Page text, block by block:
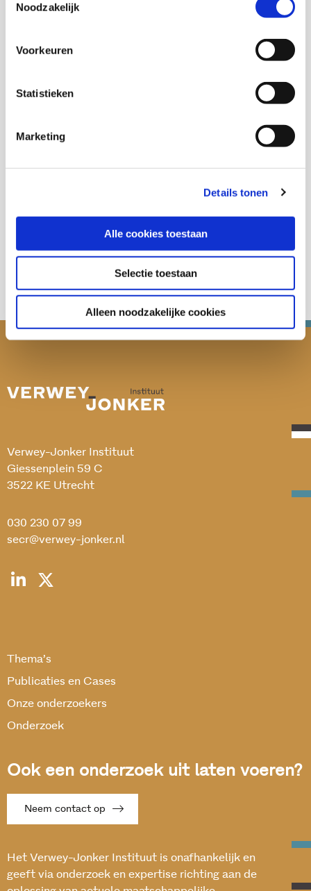
Noodzakelijk
Voorkeuren
Statistieken
Marketing
Details tonen
Alle cookies toestaan
Selectie toestaan
Alleen noodzakelijke cookies
Jeugdhulp
Onderwijs en ontwikkeling
Deel deze publicatie op:
Verwey-Jonker Instituut
Giessenplein 59 C
3522 KE Utrecht
030 230 07 99
secr@verwey-jonker.nl
Thema’s
Publicaties en Cases
Onze onderzoekers
Onderzoek
Ook een onderzoek uit laten voeren?
Neem contact op
Het Verwey-Jonker Instituut is onafhankelijk en
geeft via onderzoek en expertise richting aan de